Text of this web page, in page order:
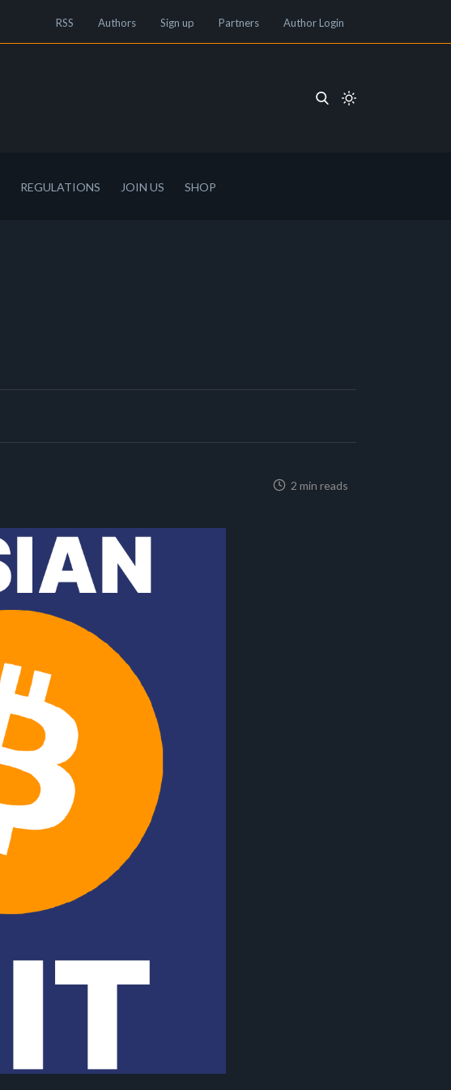
RSS Authors Sign up Partners Author Login
REGULATIONS JOIN US SHOP
2 min reads